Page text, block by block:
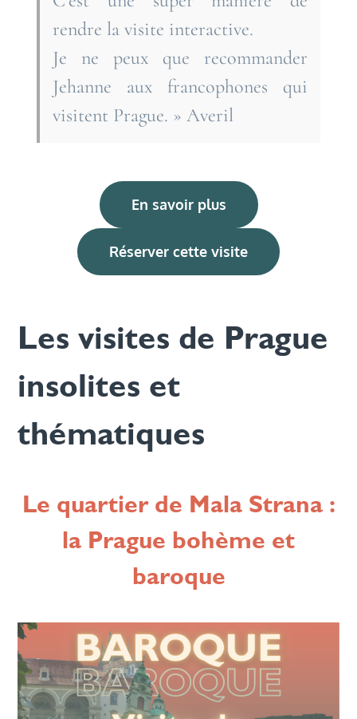
rendre la visite interactive.
Je ne peux que recommander
Jehanne aux francophones qui
visitent Prague. » Averil
En savoir plus
Réserver cette visite
Les visites de Prague
insolites et
thématiques
Le quartier de Mala Strana :
la Prague bohème et
baroque